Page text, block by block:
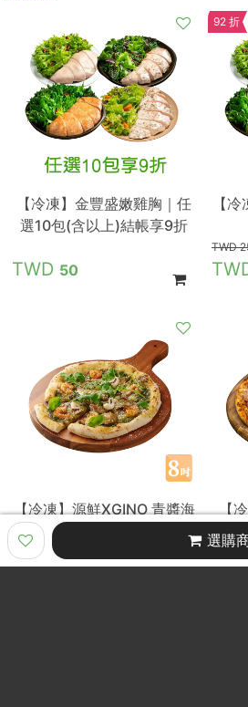
選購
【冷凍】金豐盛嫩雞胸｜任
選10包(含以上)結帳享9折
50
92 折
【
【冷凍】源鮮XGINO 青醬海
【